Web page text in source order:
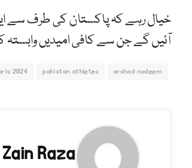
آئیں گے جن سے کافی امیدیں وابستہ
arshad nadeem
pakistan athletes
2024
Raza